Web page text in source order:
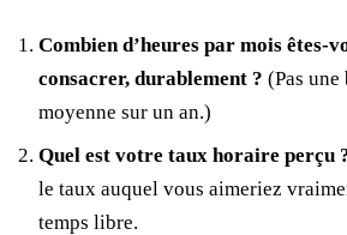
Combien d’heures par mois êtes-
consacrer, durablement ? (Pas une
moyenne sur un an.)
Quel est votre taux horaire perçu
le taux auquel vous aimeriez
temps libre.